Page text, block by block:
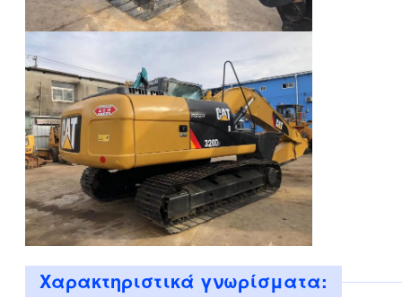
Χαρακτηριστικά γνωρίσματα: